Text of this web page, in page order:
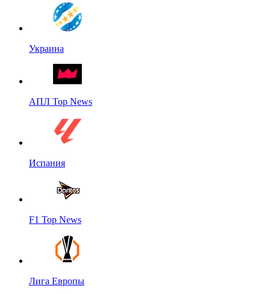
Украина
АПЛ Top News
Испания
F1 Top News
Лига Европы